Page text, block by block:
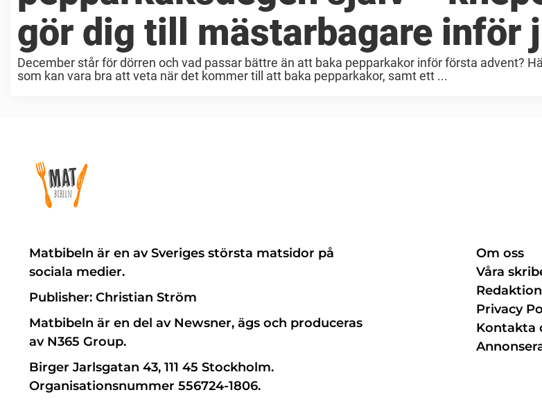
gör dig till mästarbagare inför
December står för dörren och vad passar bättre än att baka pepparkakor inför första advent?
som kan vara bra att veta när det kommer till att baka pepparkakor, samt ett ...
Matbibeln är en av Sveriges största matsidor på
sociala medier.
Publisher: Christian Ström
Matbibeln är en del av Newsner, ägs och produceras
av N365 Group.
Birger Jarlsgatan 43, 111 45 Stockholm.
Organisationsnummer 556724-1806.
Om oss
Våra
Privacy
Kontakta